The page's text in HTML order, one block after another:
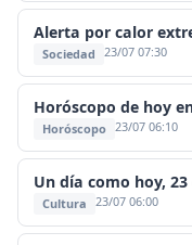
Alerta por calor
Sociedad 23/07 07:30
Horóscopo de hoy
Horóscopo 23/07 06:10
Un día como hoy,
Cultura 23/07 06:00